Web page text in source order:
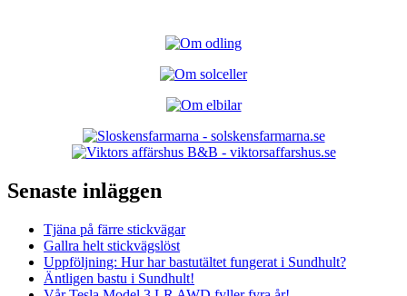
Senaste inläggen
Tjäna på färre stickvägar
Gallra helt stickvägslöst
Uppföljning: Hur har bastutältet fungerat i Sundhult?
Äntligen bastu i Sundhult!